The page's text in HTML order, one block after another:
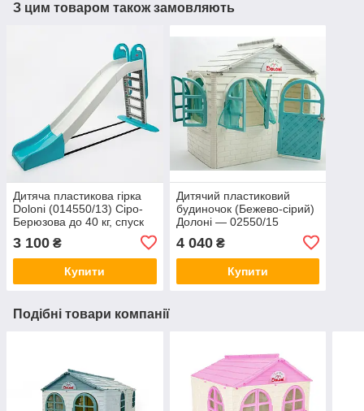
З цим товаром також замовляють
Дитяча пластикова гірка
Doloni (014550/13) Сіро-
Берюзова до 40 кг, спуск
3 100 ₴
Купити
Дитячий пластиковий
будиночок (Бежево-сірий)
Долоні — 02550/15
4 040₴
Купити
Подібні товари компанії